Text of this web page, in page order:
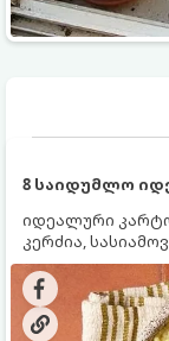
8 საიდუმლო
იდეალური
კერძია,
ფერით. მისი
არსებობს
იცოდეთ, რომ